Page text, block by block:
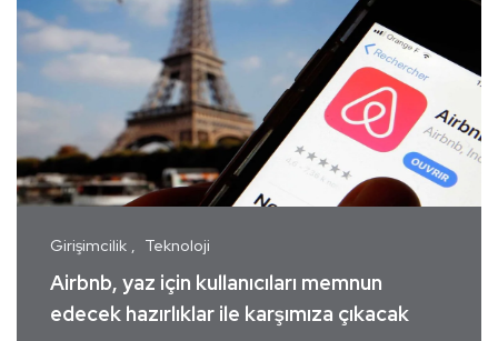
Girişimcilik Teknoloji
Airbnb, yaz için kullanıcıları memnun
edecek hazırlıklar ile karşımıza çıkacak